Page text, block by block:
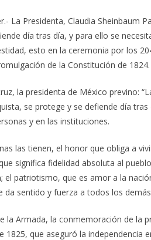
La Presidenta, Claudia Sheinbaum
día tras día, y para ello se
esto en la ceremonia por los
de la Constitución de 1824.
la presidenta de México previno:
se protege y se defiende día
y en las instituciones.
las tienen, el honor que obliga a
significa fidelidad absoluta al
el patriotismo, que es amor a la
da sentido y fuerza a todos los
la Armada, la conmemoración de la
1825, que aseguró la independencia